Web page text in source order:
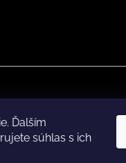
Ďalším
súhlas s ich
Instagram